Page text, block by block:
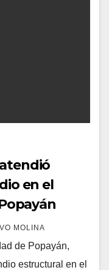
en el
MOLINA
de Popayán,
estructural en el